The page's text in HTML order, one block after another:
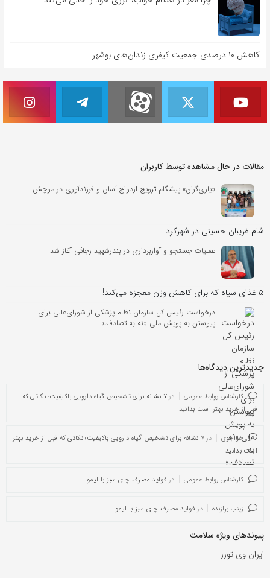
کاهش ۱۰ درصدی جمعیت کیفری زندان‌های بوشهر
مقالات در حال مشاهده توسط کاربران
«یاری‌گران» پیشگام ترویج ازدواج آسان و فرزندآوری در موچش
شام غریبان حسینی در شهرکرد
عملیات جستجو و آواربرداری در بندرشهید رجائی آغاز شد
۵ غذای سیاه که برای کاهش وزن معجزه می‌کند!
درخواست رئیس کل سازمان نظام پزشکی از شورای‌عالی برای
پیوستن به پویش ملی «نه به تصادف!»
جدیدترین دیدگاه‌‌ها
کارشناس روابط عمومی در
۷ نشانه برای تشخیص گیاه دارویی باکیفیت؛ نکاتی که
قبل از خرید بهتر است بدانید
خواجوی در
۷ نشانه برای تشخیص گیاه دارویی باکیفیت؛ نکاتی که قبل از خرید بهتر
است بدانید
کارشناس روابط عمومی در فواید مصرف چای سبز با لیمو
زینب برازنده در فواید مصرف چای سبز با لیمو
پیوندهای ویژه سلامت
ایران وی تورز